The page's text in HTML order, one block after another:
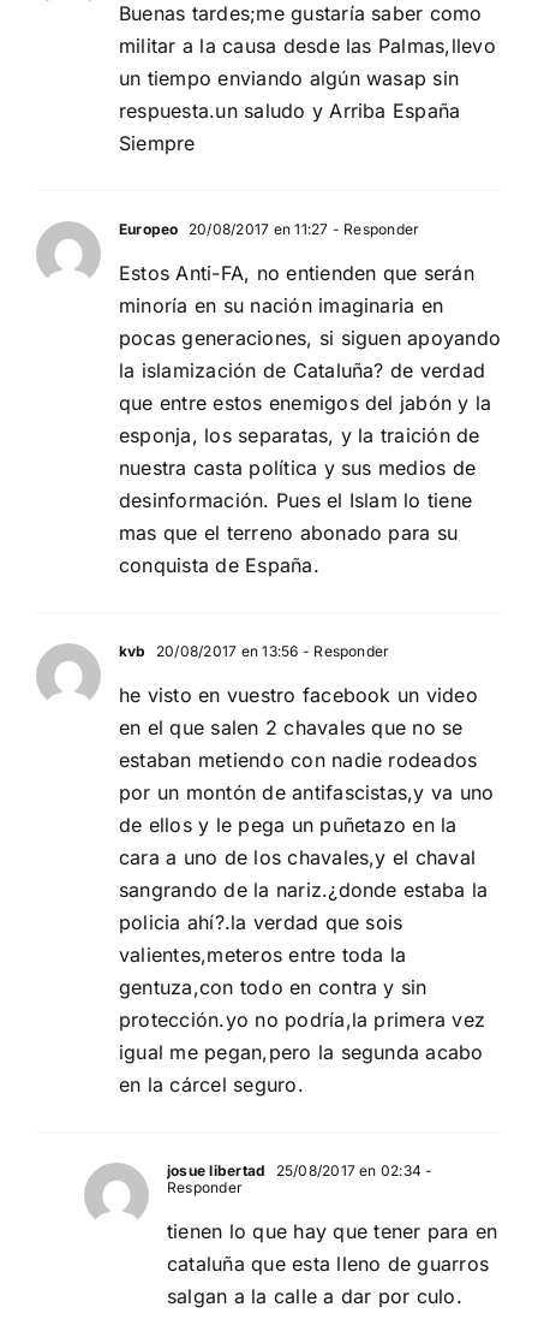
Buenas tardes;me gustaría saber como
militar a la causa desde las Palmas,llevo
un tiempo enviando algún wasap sin
respuesta.un saludo y Arriba España
Siempre
Europeo 20/08/2017 en 11:27 - Responder
Estos Anti-FA, no entienden que serán
minoría en su nación imaginaria en
pocas generaciones, si siguen apoyando
la islamización de Cataluña? de verdad
que entre estos enemigos del jabón y la
esponja, los separatas, y la traición de
nuestra casta política y sus medios de
desinformación. Pues el Islam lo tiene
mas que el terreno abonado para su
conquista de España.
kvb 20/08/2017 en 13:56 - Responder
he visto en vuestro facebook un video
en el que salen 2 chavales que no se
estaban metiendo con nadie rodeados
por un montón de antifascistas,y va uno
de ellos y le pega un puñetazo en la
cara a uno de los chavales,y el chaval
sangrando de la nariz.¿donde estaba la
policia ahí?.la verdad que sois
valientes,meteros entre toda la
gentuza,con todo en contra y sin
protección.yo no podría,la primera vez
igual me pegan,pero la segunda acabo
en la cárcel seguro.
josue libertad 25/08/2017 en 02:34 -
Responder
tienen lo que hay que tener para en
cataluña que esta lleno de guarros
salgan a la calle a dar por culo.